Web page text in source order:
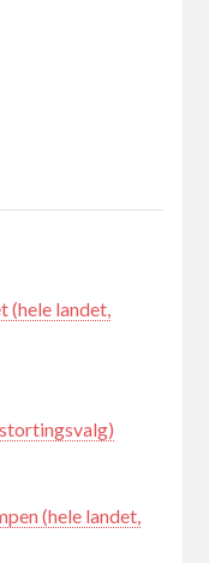
(hele landet,
(hele landet,